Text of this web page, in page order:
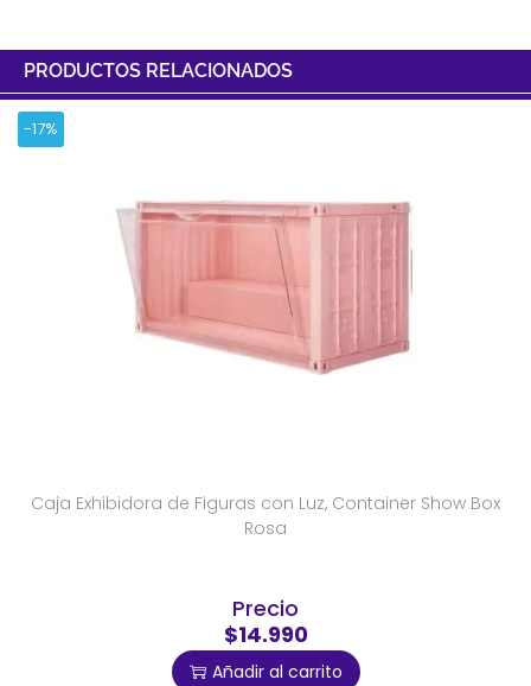
PRODUCTOS RELACIONADOS
-17%
Caja Exhibidora de Figuras con Luz, Container Show Box
Rosa
Precio
$14.990
Añadir al carrito